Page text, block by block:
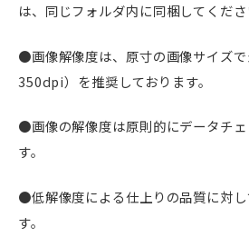
は、同じフォルダ内に同梱してくださ
●画像解像度は、原寸の画像サイズ
350dpi）を推奨しております。
●画像の解像度は原則的にデータチ
す。
●低解像度による仕上りの品質に対
す。